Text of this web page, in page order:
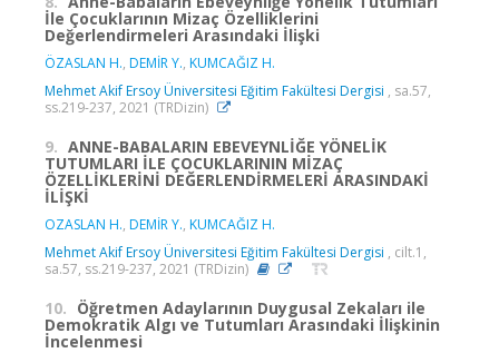
İle Çocuklarının Mizaç Özelliklerini
Değerlendirmeleri Arasındaki İlişki
ÖZASLAN H., DEMİR Y., KUMCAĞIZ H.
Mehmet Akif Ersoy Üniversitesi Eğitim Fakültesi Dergisi , sa.57,
ss.219-237, 2021 (TRDizin)
9. ANNE-BABALARIN EBEVEYNLİĞE YÖNELİK
TUTUMLARI İLE ÇOCUKLARININ MİZAÇ
ÖZELLİKLERİNİ DEĞERLENDİRMELERİ ARASINDAKİ
İLİŞKİ
OZASLAN H., DEMİR Y., KUMCAĞIZ H.
Mehmet Akif Ersoy Üniversitesi Eğitim Fakültesi Dergisi , cilt.1,
sa.57, ss.219-237, 2021 (TRDizin)
10. Öğretmen Adaylarının Duygusal Zekaları ile
Demokratik Algı ve Tutumları Arasındaki İlişkinin
İncelenmesi